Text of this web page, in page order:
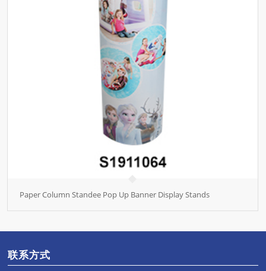
Paper Column Standee Pop Up Banner Display Stands
联系方式